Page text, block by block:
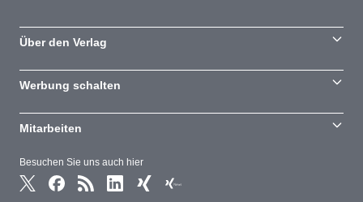
Besuchen Sie uns auch hier
Über den Verlag
Werbung schalten
Mitarbeiten